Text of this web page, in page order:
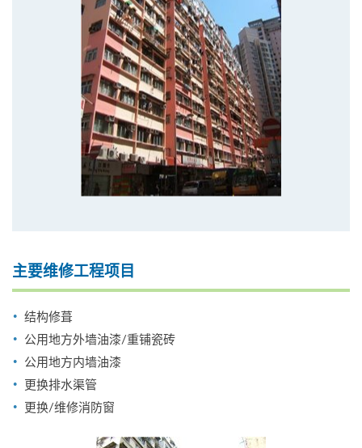
主要维修工程项目
结构修葺
公用地方外墙油漆/重铺瓷砖
公用地方内墙油漆
更换排水渠管
更换/维修消防窗